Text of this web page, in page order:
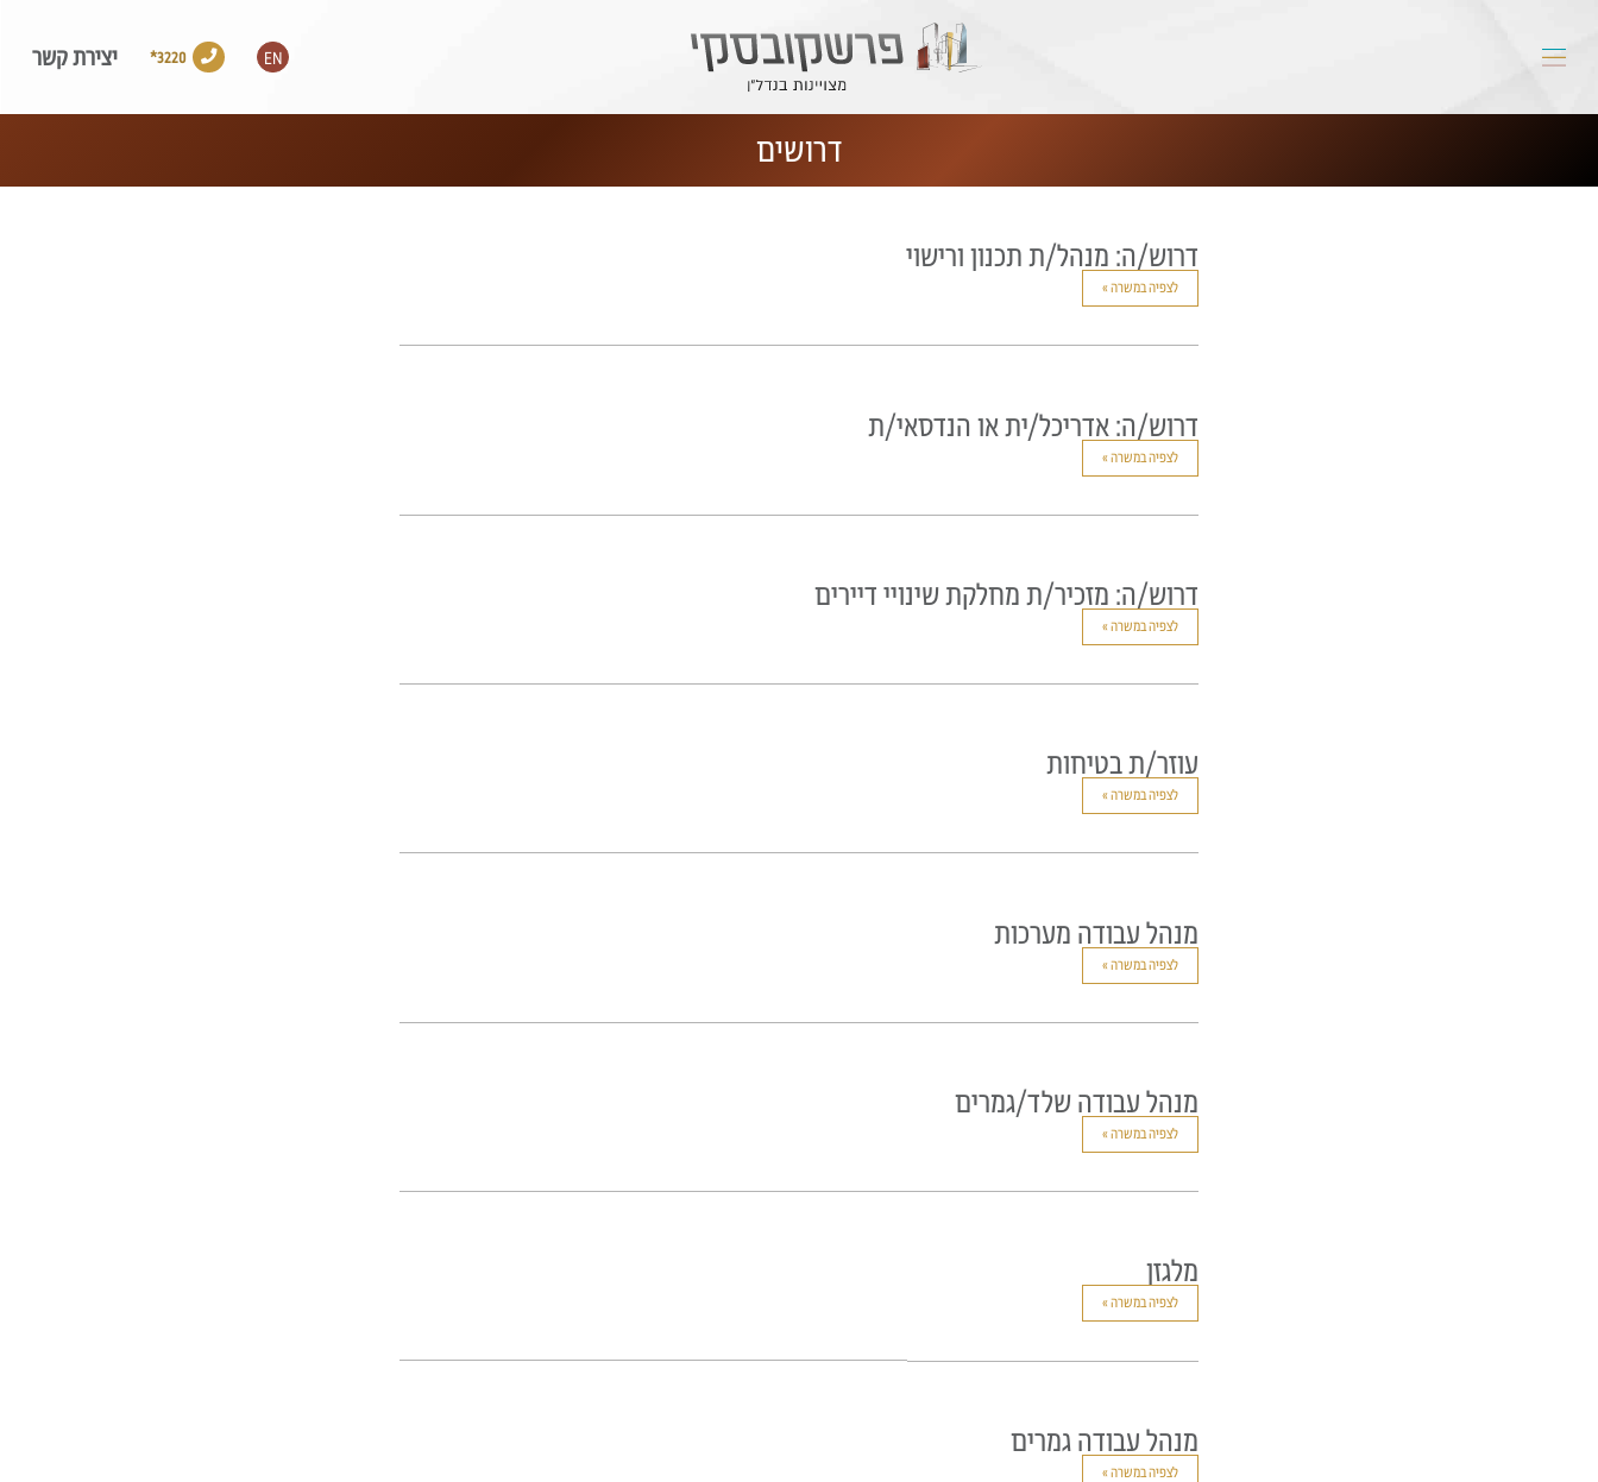
EN
*3220 יצירת קשר
דרושים
דרוש/ה: מנהל/ת תכנון ורישוי
לצפיה במשרה »
דרוש/ה: אדריכל/ית או הנדסאי/ת
לצפיה במשרה »
דרוש/ה: מזכיר/ת מחלקת שינויי דיירים
לצפיה במשרה »
עוזר/ת בטיחות
לצפיה במשרה »
מנהל עבודה מערכות
לצפיה במשרה »
מנהל עבודה שלד/גמרים
לצפיה במשרה »
מלגזן
לצפיה במשרה »
מנהל עבודה גמרים
לצפיה במשרה »